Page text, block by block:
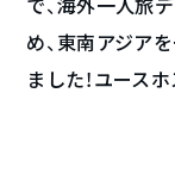
で、海外一人旅
め、東南アジア
ました！ユース